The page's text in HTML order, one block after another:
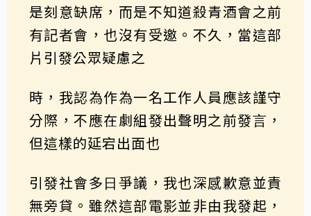
是刻意缺席，而是不知道殺青酒會之前
有記者會，也沒有受邀。不久，當這部
片引發公眾疑慮之
時，我認為作為⼀名⼯作⼈員應該謹守
分際，不應在劇組發出聲明之前發⾔，
但這樣的延宕出面也
引發社會多⽇爭議，我也深感歉意並責
無旁貸。雖然這部電影並非由我發起，